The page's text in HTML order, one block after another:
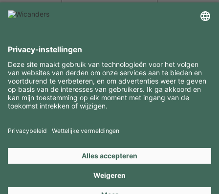
INTERESSANTE INFORMATIE
MIDDELEN
CONTACTEN